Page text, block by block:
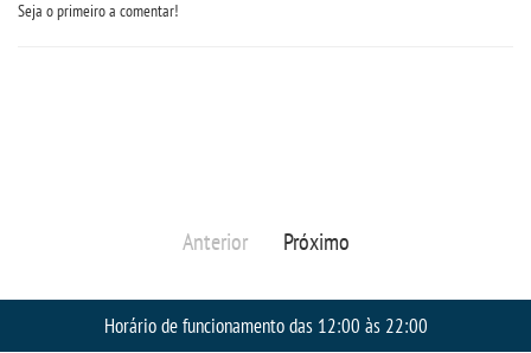
Seja o primeiro a comentar!
Anterior Próximo
Horário de funcionamento das 12:00 às 22:00